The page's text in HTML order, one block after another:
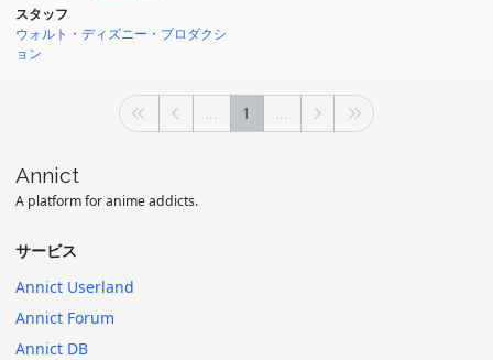
スタッフ
ウォルト・ディズニー・プロダクシ
ョン
... 1 ...
Annict
A platform for anime addicts.
サービス
Annict Userland
Annict Forum
Annict DB